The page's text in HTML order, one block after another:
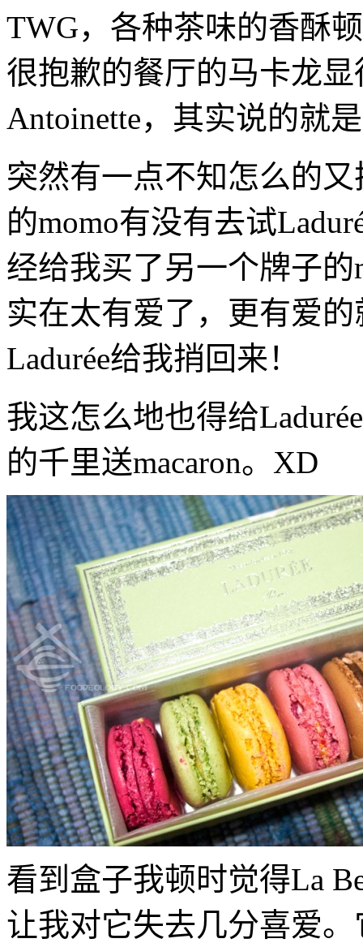
TWG，各种茶味的香酥
很抱歉的餐厅的马卡龙
Antoinette，其实说的就
突然有一点不知怎么的
的momo有没有去试
经给我买了另一个牌子的
实在太有爱了，更有爱
Ladurée给我捎回来！
我这怎么地也得给
的千里送macaron。XD
看到盒子我顿时觉得La
让我对它失去几分喜爱